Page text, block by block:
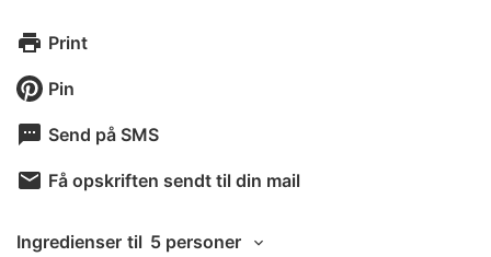
Print
Pin
Send på SMS
Få opskriften sendt til din mail
Ingredienser til 5 personer